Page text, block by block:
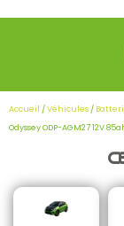
Accueil /Véhicules /
Odyssey ODP-AGM27 12V